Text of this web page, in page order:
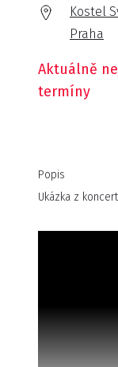
Kostel
Praha
Aktuálně
termíny
Popis
Ukázka z